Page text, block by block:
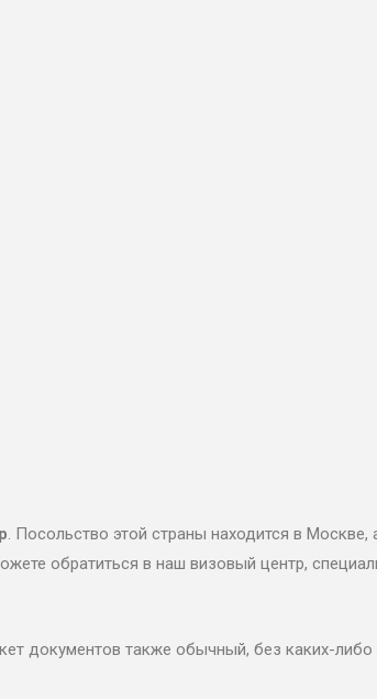
. Посольство этой страны находится в Москве,
обратиться в наш визовый центр,
документов также обычный, без каких-либо